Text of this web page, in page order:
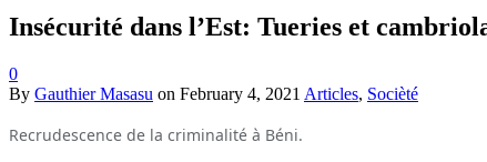
Insécurité dans l’Est: Tueries et
0
By Gauthier Masasu on February 4, 2021 Articles, Socièté
Recrudescence de la criminalité à Béni.